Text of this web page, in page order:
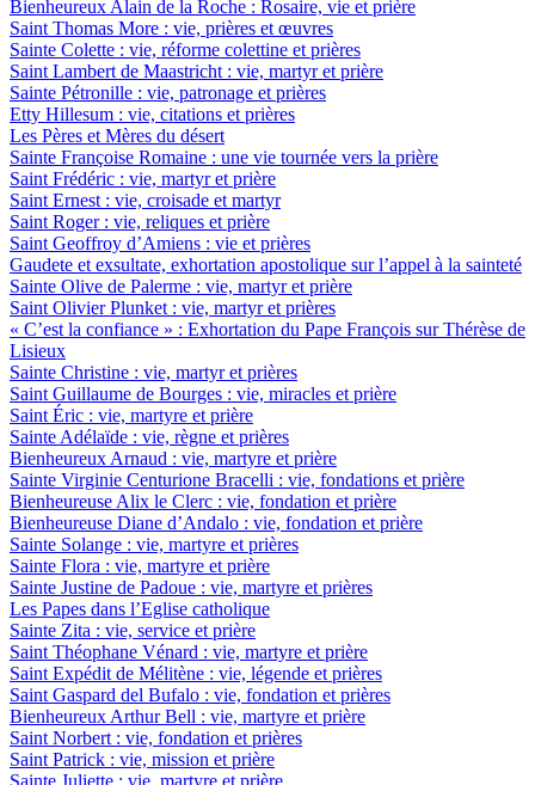
Bienheureux Alain de la Roche : Rosaire, vie et prière
Saint Thomas More : vie, prières et œuvres
Sainte Colette : vie, réforme colettine et prières
Saint Lambert de Maastricht : vie, martyr et prière
Sainte Pétronille : vie, patronage et prières
Etty Hillesum : vie, citations et prières
Les Pères et Mères du désert
Sainte Françoise Romaine : une vie tournée vers la prière
Saint Frédéric : vie, martyr et prière
Saint Ernest : vie, croisade et martyr
Saint Roger : vie, reliques et prière
Saint Geoffroy d’Amiens : vie et prières
Gaudete et exsultate, exhortation apostolique sur l’appel à la sainteté
Sainte Olive de Palerme : vie, martyr et prière
Saint Olivier Plunket : vie, martyr et prières
« C’est la confiance » : Exhortation du Pape François sur Thérèse de
Lisieux
Sainte Christine : vie, martyr et prières
Saint Guillaume de Bourges : vie, miracles et prière
Saint Éric : vie, martyre et prière
Sainte Adélaïde : vie, règne et prières
Bienheureux Arnaud : vie, martyre et prière
Sainte Virginie Centurione Bracelli : vie, fondations et prière
Bienheureuse Alix le Clerc : vie, fondation et prière
Bienheureuse Diane d’Andalo : vie, fondation et prière
Sainte Solange : vie, martyre et prières
Sainte Flora : vie, martyre et prière
Sainte Justine de Padoue : vie, martyre et prières
Les Papes dans l’Eglise catholique
Sainte Zita : vie, service et prière
Saint Théophane Vénard : vie, martyre et prière
Saint Expédit de Mélitène : vie, légende et prières
Saint Gaspard del Bufalo : vie, fondation et prières
Bienheureux Arthur Bell : vie, martyre et prière
Saint Norbert : vie, fondation et prières
Saint Patrick : vie, mission et prière
Sainte Juliette : vie, martyre et prière